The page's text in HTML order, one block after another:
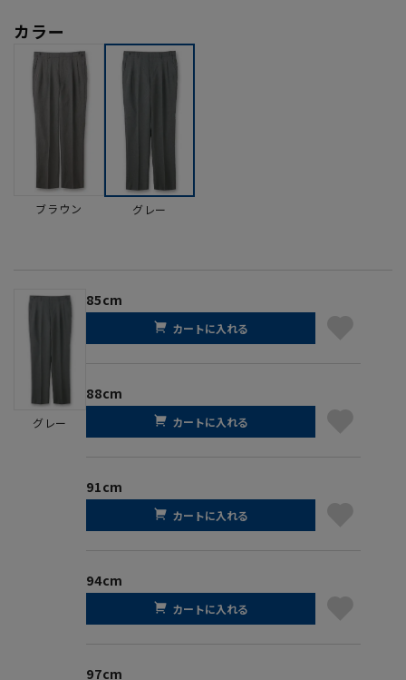
カラー
ブラウン グレー
グレー
85cm
カートに入れる
88cm
カートに入れる
91cm
カートに入れる
94cm
カートに入れる
97cm